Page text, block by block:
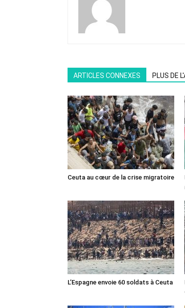
ARTICLES CONNEXES PLUS DE
Ceuta au cœur de la crise migratoire
L’Espagne envoie 60 soldats à Ceuta